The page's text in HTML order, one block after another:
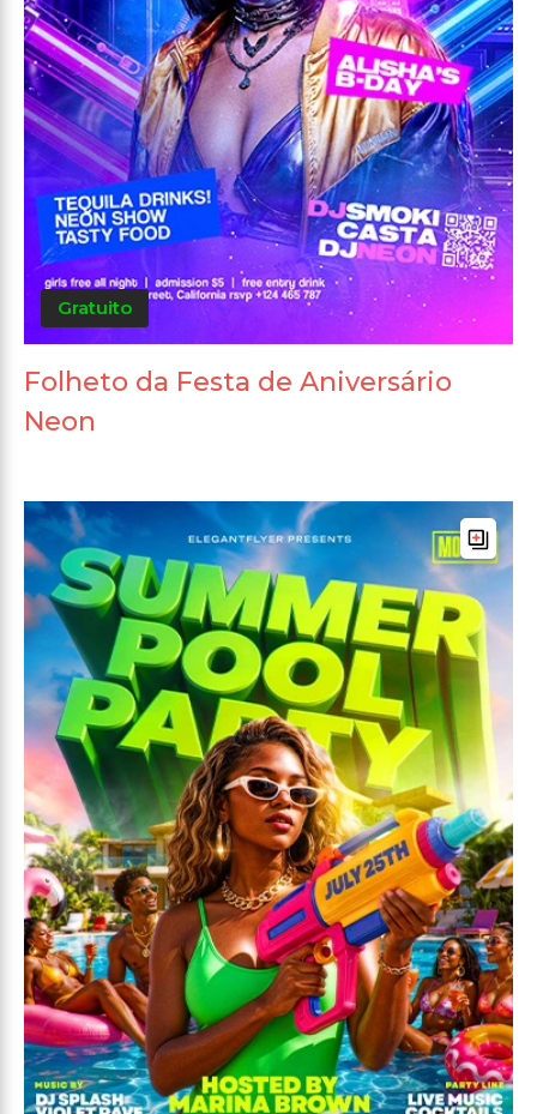
Gratuito
Folheto da Festa de Aniversário
Neon